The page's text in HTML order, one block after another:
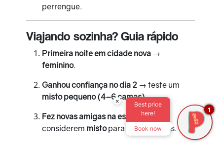
perrengue.
Viajando sozinha? Guia rápido
Primeira noite em cidade nova→
feminino.
Ganhou confiança no dia 2→ teste um
misto pequeno (4–6 camas).
Fez novas amigas na estrada→
considerem mistopara dormir juntas.
×
Best price
here!
Book now
1